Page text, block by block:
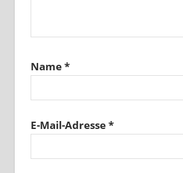
Name*
E-Mail-Adresse*